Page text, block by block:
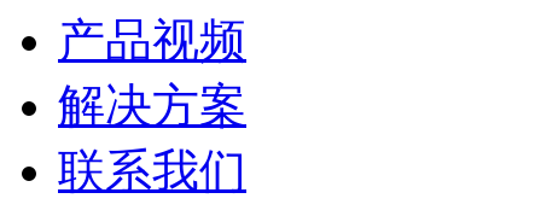
产品视频
解决方案
联系我们